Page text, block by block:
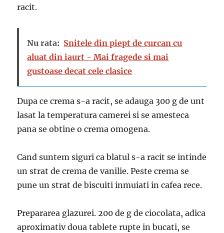
racit.
Nu rata: Snitele din piept de curcan cu
aluat din iaurt - Mai fragede si mai
gustoase decat cele clasice
Dupa ce crema s-a racit, se adauga 300 g de unt
lasat la temperatura camerei si se amesteca
pana se obtine o crema omogena.
Cand suntem siguri ca blatul s-a racit se intinde
un strat de crema de vanilie. Peste crema se
pune un strat de biscuiti inmuiati in cafea rece.
Prepararea glazurei. 200 de g de ciocolata, adica
aproximativ doua tablete rupte in bucati, se